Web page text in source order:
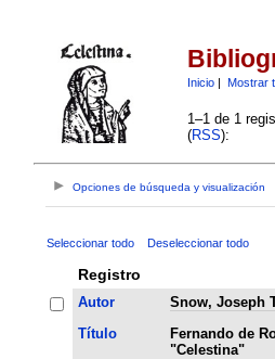
Inicio| Mostrar
1–1 de 1
(RSS):
Opciones de búsqueda y visualización
Seleccionar todo Deseleccionar todo
Registro
Autor
Snow, Joseph
Título
Fernando de
"Celestina"